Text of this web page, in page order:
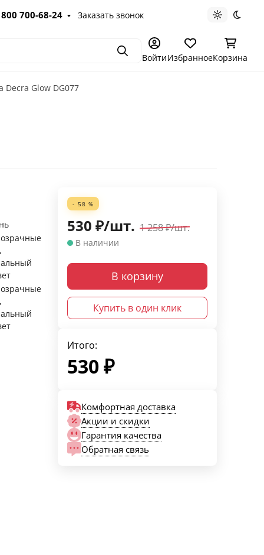
700-68-24 Заказать звонок Светлая
ПоискВойтиИзбранноеКорзина
Decra Glow DG077
- 58 %
530 ₽/шт. 1 258₽/шт.
В наличии
В корзину
Купить в один клик
Итого:
530₽
Комфортная доставка
Акции и скидки
Гарантия качества
Обратная связь